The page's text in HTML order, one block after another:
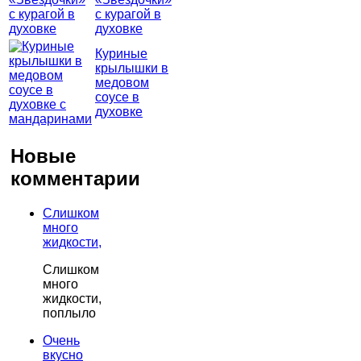
с курагой в
духовке
Куриные
крылышки в
медовом
соусе в
духовке
Новые
комментарии
Слишком
много
жидкости,
Слишком
много
жидкости,
поплыло
Очень
вкусно